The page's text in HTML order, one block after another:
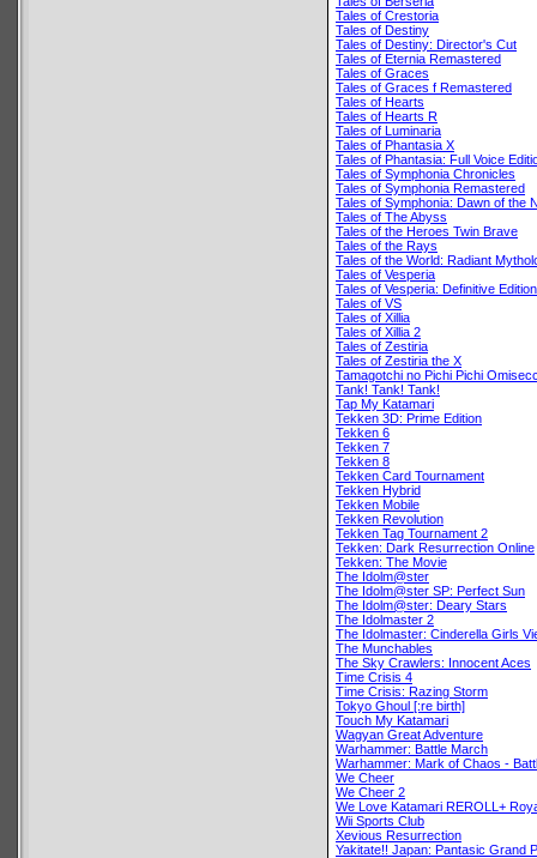
Tales of Crestoria
Tales of Destiny
Tales of Destiny: Director's Cut
Tales of Eternia Remastered
Tales of Graces
Tales of Graces f Remastered
Tales of Hearts
Tales of Hearts R
Tales of Luminaria
Tales of Phantasia X
Tales of Phantasia: Full Voice
Tales of Symphonia Chronicles
Tales of Symphonia Remastered
Tales of Symphonia: Dawn of the
Tales of The Abyss
Tales of the Heroes Twin Brave
Tales of the Rays
Tales of the World: Radiant
Tales of Vesperia
Tales of Vesperia: Definitive Edition
Tales of VS
Tales of Xillia
Tales of Xillia 2
Tales of Zestiria
Tales of Zestiria the X
Tamagotchi no Pichi Pichi
Tank! Tank! Tank!
Tap My Katamari
Tekken 3D: Prime Edition
Tekken 6
Tekken 7
Tekken 8
Tekken Card Tournament
Tekken Hybrid
Tekken Mobile
Tekken Revolution
Tekken Tag Tournament 2
Tekken: Dark Resurrection Online
Tekken: The Movie
The Idolm@ster
The Idolm@ster SP: Perfect Sun
The Idolm@ster: Deary Stars
The Idolmaster 2
The Idolmaster: Cinderella Girls
The Munchables
The Sky Crawlers: Innocent Aces
Time Crisis 4
Time Crisis: Razing Storm
Tokyo Ghoul [:re birth]
Touch My Katamari
Wagyan Great Adventure
Warhammer: Battle March
Warhammer: Mark of Chaos -
We Cheer
We Cheer 2
We Love Katamari REROLL+
Wii Sports Club
Xevious Resurrection
Yakitate!! Japan: Pantasic Grand